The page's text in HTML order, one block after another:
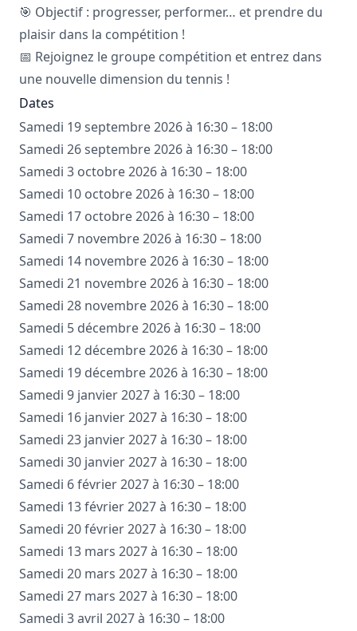
🎯 Objectif : progresser, performer… et prendre du
plaisir dans la compétition !
📅 Rejoignez le groupe compétition et entrez dans
une nouvelle dimension du tennis !
Dates
Samedi 19 septembre 2026 à 16:30 – 18:00
Samedi 26 septembre 2026 à 16:30 – 18:00
Samedi 3 octobre 2026 à 16:30 – 18:00
Samedi 10 octobre 2026 à 16:30 – 18:00
Samedi 17 octobre 2026 à 16:30 – 18:00
Samedi 7 novembre 2026 à 16:30 – 18:00
Samedi 14 novembre 2026 à 16:30 – 18:00
Samedi 21 novembre 2026 à 16:30 – 18:00
Samedi 28 novembre 2026 à 16:30 – 18:00
Samedi 5 décembre 2026 à 16:30 – 18:00
Samedi 12 décembre 2026 à 16:30 – 18:00
Samedi 19 décembre 2026 à 16:30 – 18:00
Samedi 9 janvier 2027 à 16:30 – 18:00
Samedi 16 janvier 2027 à 16:30 – 18:00
Samedi 23 janvier 2027 à 16:30 – 18:00
Samedi 30 janvier 2027 à 16:30 – 18:00
Samedi 6 février 2027 à 16:30 – 18:00
Samedi 13 février 2027 à 16:30 – 18:00
Samedi 20 février 2027 à 16:30 – 18:00
Samedi 13 mars 2027 à 16:30 – 18:00
Samedi 20 mars 2027 à 16:30 – 18:00
Samedi 27 mars 2027 à 16:30 – 18:00
Samedi 3 avril 2027 à 16:30 – 18:00